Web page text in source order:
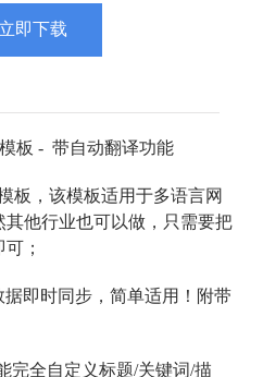
立即下载
板 - 带自动翻译功能
板，该模板适用于多语言网
他行业也可以做，只需要把
；
据即时同步，简单适用！附带
完全自定义标题/关键词/描